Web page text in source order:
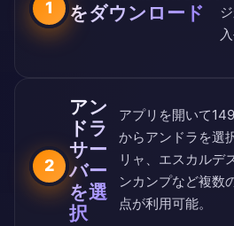
1
をダウンロード
ジ
2
アン
ドラ
サー
バー
を選
択
アプリを開いて
からアンドラを選
リャ、エスカルデ
ンカンプなど複数
点が利用可能。